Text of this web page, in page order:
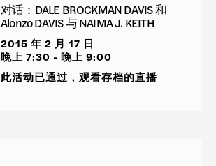
对话：DALE BROCKMAN DAVIS 和
Alonzo DAVIS 与 NAIMA J. KEITH
2015 年 2 月 17 日
晚上 7:30 - 晚上 9:00
此活动已通过，观看存档的直播